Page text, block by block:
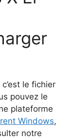
le fichier
pouvez le
plateforme
Windows,
notre